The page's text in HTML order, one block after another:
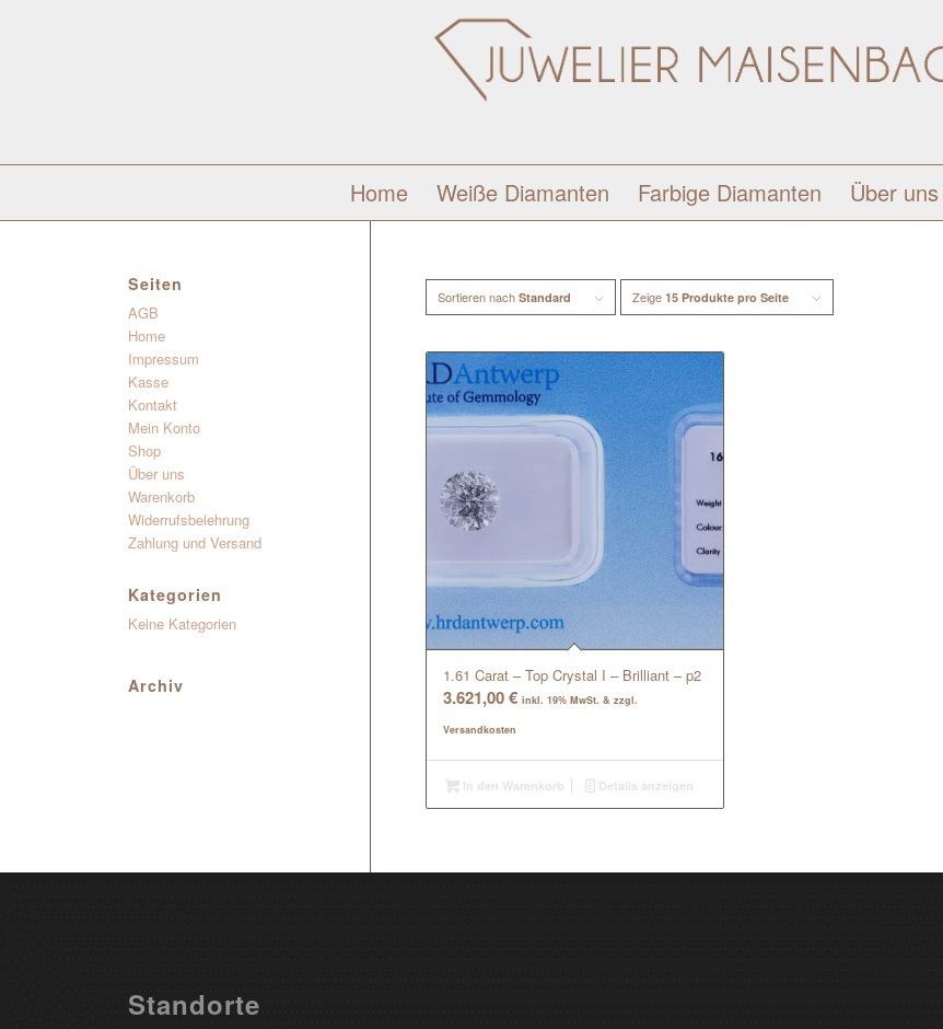
Home Weiße Diamanten Farbige Diamanten Über uns
Sortieren nachStandard Zeige15 Produkte pro Seite
1.61 Carat – Top Crystal I – Brilliant – p2
3.621,00€ inkl. 19% MwSt. & zzgl.
Versandkosten
In den Warenkorb Details anzeigen
Seiten
AGB
Home
Impressum
Kasse
Kontakt
Mein Konto
Shop
Über uns
Warenkorb
Widerrufsbelehrung
Zahlung und Versand
Kategorien
Keine Kategorien
Archiv
Standorte